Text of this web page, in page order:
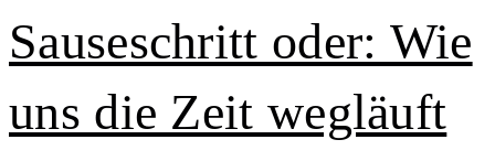
Sauseschritt oder: Wie
uns die Zeit wegläuft